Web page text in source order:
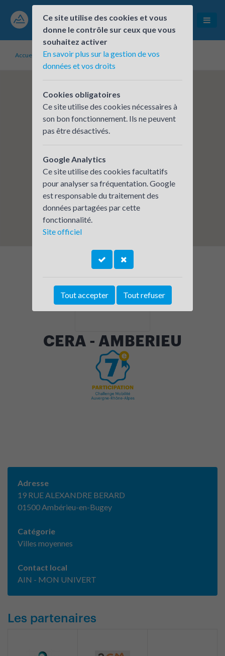
Accueil Établissements inscrits CERA - AMBERIEU
CERA - AMBERIEU
Adresse
19 RUE ALEXANDRE BERARD
01500 Ambérieu-en-Bugey
Catégorie
Villes moyennes
Contact local
AIN - MON UNIVERT
Les partenaires
Ce site utilise des cookies et vous
donne le contrôle sur ceux que vous
souhaitez activer
En savoir plus sur la gestion de vos
données et vos droits
Cookies obligatoires
Ce site utilise des cookies nécessaires à
son bon fonctionnement. Ils ne peuvent
pas être désactivés.
Google Analytics
Ce site utilise des cookies facultatifs
pour analyser sa fréquentation. Google
est responsable du traitement des
données partagées par cette
fonctionnalité.
Site officiel
Tout accepter Tout refuser